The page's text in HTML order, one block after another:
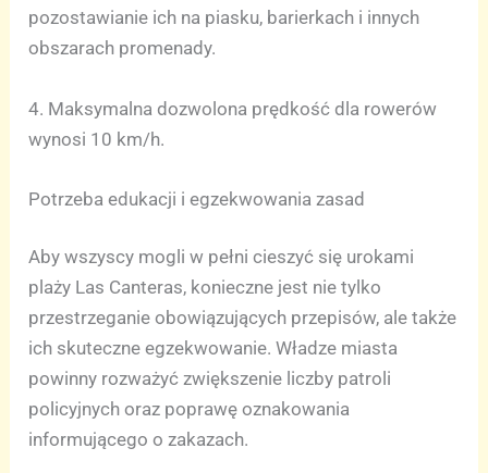
pozostawianie ich na piasku, barierkach i innych
obszarach promenady.
4. Maksymalna dozwolona prędkość dla rowerów
wynosi 10 km/h.
Potrzeba edukacji i egzekwowania zasad
Aby wszyscy mogli w pełni cieszyć się urokami
plaży Las Canteras, konieczne jest nie tylko
przestrzeganie obowiązujących przepisów, ale także
ich skuteczne egzekwowanie. Władze miasta
powinny rozważyć zwiększenie liczby patroli
policyjnych oraz poprawę oznakowania
informującego o zakazach.